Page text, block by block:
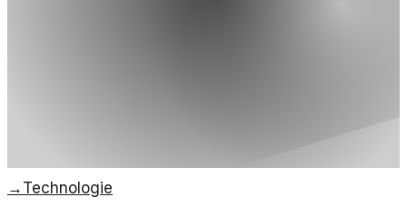
→ Technologie